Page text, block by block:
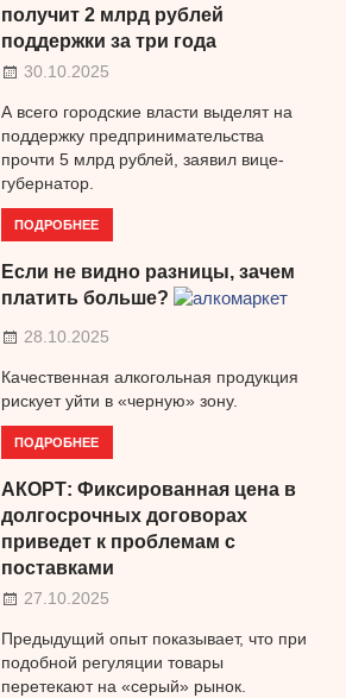
получит 2 млрд рублей
поддержки за три года
30.10.2025
А всего городские власти выделят на
поддержку предпринимательства
прочти 5 млрд рублей, заявил вице-
губернатор.
ПОДРОБНЕЕ
Если не видно разницы, зачем
платить больше?
28.10.2025
Качественная алкогольная продукция
рискует уйти в «черную» зону.
ПОДРОБНЕЕ
АКОРТ: Фиксированная цена в
долгосрочных договорах
приведет к проблемам с
поставками
27.10.2025
Предыдущий опыт показывает, что при
подобной регуляции товары
перетекают на «серый» рынок.